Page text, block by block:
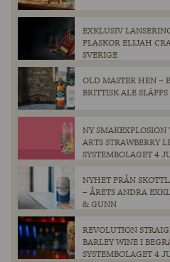
EXKLUSIV
FLASKOR ELIJAH
SVERIGE
OLD MASTER HEN –
BRITTISK ALE
NY
ARTS STRAWBERRY
SYSTEMBOLAGET 4
NYHET FRÅN
– ÅRETS ANDRA
& GUNN
REVOLUTION
BARLEY WINE I
SYSTEMBOLAGET 4